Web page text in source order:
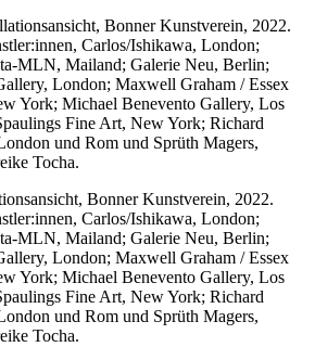
Bonner Kunstverein, 2022.
Carlos/Ishikawa, London;
MLN, Mailand; Galerie Neu, Berlin;
London; Maxwell Graham / Essex
York; Michael Benevento Gallery, Los
Fine Art, New York; Richard
und Rom und Sprüth Magers,
Tocha.